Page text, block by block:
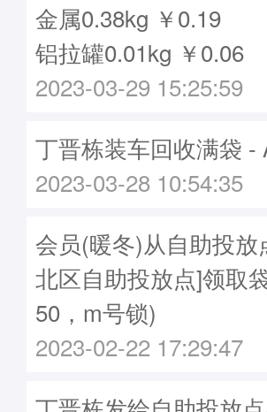
金属0.38kg ￥0.19
铝拉罐0.01kg ￥0.06
2023-03-29 15:25:59
丁晋栋装车回收满袋 -
2023-03-28 10:54:35
会员(暖冬)从自助投
北区自助投放点]领取
50，m号锁)
2023-02-22 17:29:47